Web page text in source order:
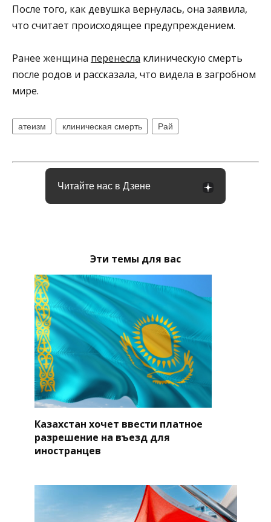
После того, как девушка вернулась, она заявила,
что считает происходящее предупреждением.
Ранее женщина перенесла клиническую смерть
после родов и рассказала, что видела в загробном
мире.
атеизм клиническая смерть Рай
Читайте нас в Дзене
Эти темы для вас
Казахстан хочет ввести платное
разрешение на въезд для
иностранцев